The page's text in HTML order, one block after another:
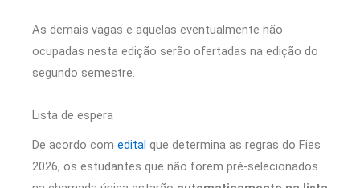
As demais vagas e aquelas eventualmente não
ocupadas nesta edição serão ofertadas na edição do
segundo semestre.
Lista de espera
De acordo com edital que determina as regras do Fies
2026, os estudantes que não forem pré-selecionados